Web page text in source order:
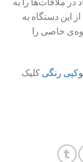
این دستگاه به
خاصی را
رنگی کلیک